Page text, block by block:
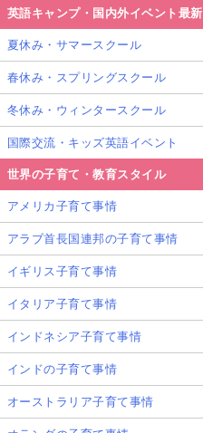
英語キャンプ・国内外イベント最新
夏休み・サマースクール
春休み・スプリングスクール
冬休み・ウィンタースクール
国際交流・キッズ英語イベント
世界の子育て・教育スタイル
アメリカ子育て事情
アラブ首長国連邦の子育て事情
イギリス子育て事情
イタリア子育て事情
インドネシア子育て事情
インドの子育て事情
オーストラリア子育て事情